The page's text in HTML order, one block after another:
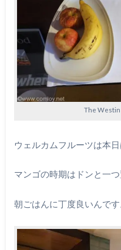
The
ウェルカムフルーツは本日
マンゴの時期はドンと一
朝ごはんに丁度良いんです